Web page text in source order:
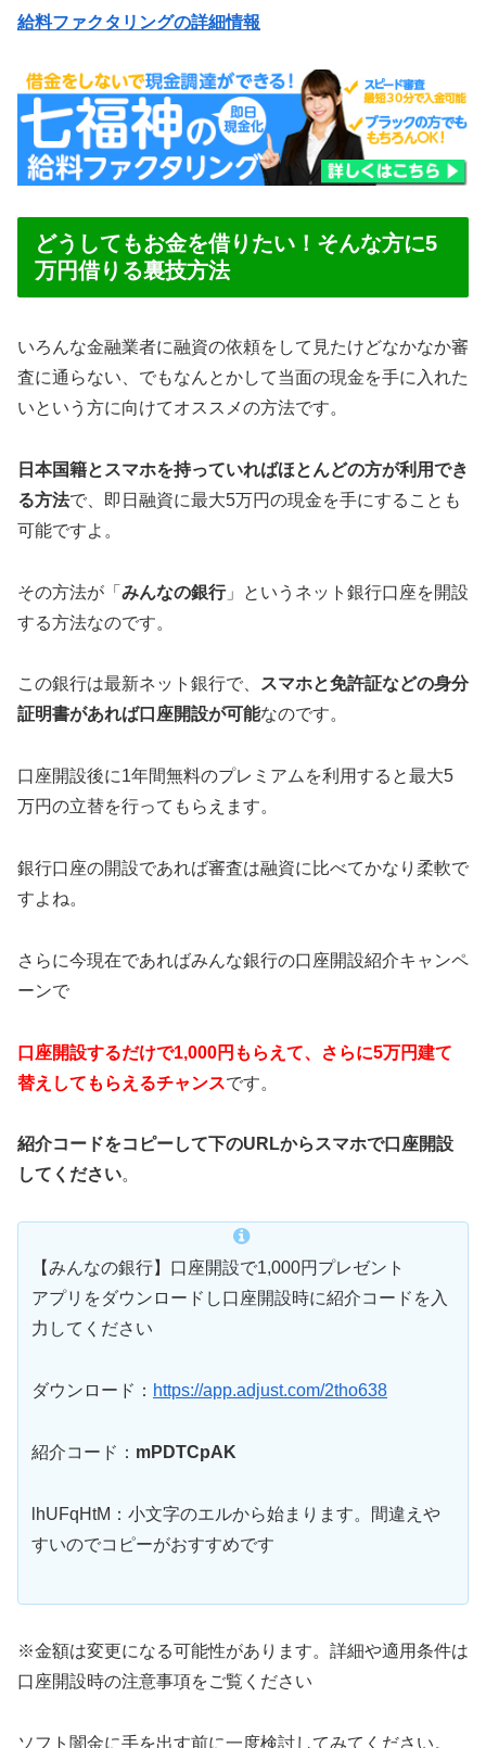
給料ファクタリングの詳細情報
どうしてもお金を借りたい！そんな方に5
万円借りる裏技方法
いろんな金融業者に融資の依頼をして見たけどなかなか審
査に通らない、でもなんとかして当面の現金を手に入れた
いという方に向けてオススメの方法です。
日本国籍とスマホを持っていればほとんどの方が利用でき
る方法で、即日融資に最大5万円の現金を手にすることも
可能ですよ。
その方法が「 みんなの銀行」というネット銀行口座を開設
する方法なのです。
この銀行は最新ネット銀行で、 スマホと免許証などの身分
証明書があれば口座開設が可能なのです。
口座開設後に1年間無料のプレミアムを利用すると最大5
万円の立替を行ってもらえます。
銀行口座の開設であれば審査は融資に比べてかなり柔軟で
すよね。
さらに今現在であればみんな銀行の口座開設紹介キャンペ
ーンで
口座開設するだけで1,000円もらえて、さらに5万円建て
替えしてもらえるチャンスです。
紹介コードをコピーして下のURLからスマホで口座開設
してください。
【みんなの銀行】口座開設で1,000円プレゼント
アプリをダウンロードし口座開設時に紹介コードを入
力してください
ダウンロード： https://app.adjust.com/2tho638
紹介コード： mPDTCpAK
lhUFqHtM：小文字のエルから始まります。間違えや
すいのでコピーがおすすめです
※金額は変更になる可能性があります。詳細や適用条件は
口座開設時の注意事項をご覧ください
ソフト闇金に手を出す前に一度検討してみてください。